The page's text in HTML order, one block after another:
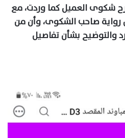
يطرح شكوى العميل كما وردت، مع
رواية صاحب الشكوى، وأن من
والتوضيح بشأن تفاصيل